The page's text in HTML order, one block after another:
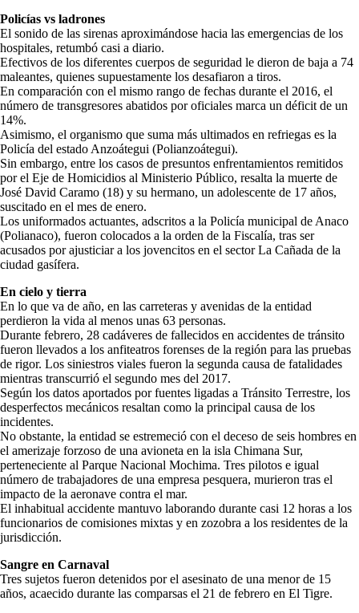
Policías vs ladrones
El sonido de las sirenas aproximándose hacia las emergencias de los
hospitales, retumbó casi a diario.
Efectivos de los diferentes cuerpos de seguridad le dieron de baja a 74
maleantes, quienes supuestamente los desafiaron a tiros.
En comparación con el mismo rango de fechas durante el 2016, el
número de transgresores abatidos por oficiales marca un déficit de un
14%.
Asimismo, el organismo que suma más ultimados en refriegas es la
Policía del estado Anzoátegui (Polianzoátegui).
Sin embargo, entre los casos de presuntos enfrentamientos remitidos
por el Eje de Homicidios al Ministerio Público, resalta la muerte de
José David Caramo (18) y su hermano, un adolescente de 17 años,
suscitado en el mes de enero.
Los uniformados actuantes, adscritos a la Policía municipal de Anaco
(Polianaco), fueron colocados a la orden de la Fiscalía, tras ser
acusados por ajusticiar a los jovencitos en el sector La Cañada de la
ciudad gasífera.
En cielo y tierra
En lo que va de año, en las carreteras y avenidas de la entidad
perdieron la vida al menos unas 63 personas.
Durante febrero, 28 cadáveres de fallecidos en accidentes de tránsito
fueron llevados a los anfiteatros forenses de la región para las pruebas
de rigor. Los siniestros viales fueron la segunda causa de fatalidades
mientras transcurrió el segundo mes del 2017.
Según los datos aportados por fuentes ligadas a Tránsito Terrestre, los
desperfectos mecánicos resaltan como la principal causa de los
incidentes.
No obstante, la entidad se estremeció con el deceso de seis hombres en
el amerizaje forzoso de una avioneta en la isla Chimana Sur,
perteneciente al Parque Nacional Mochima. Tres pilotos e igual
número de trabajadores de una empresa pesquera, murieron tras el
impacto de la aeronave contra el mar.
El inhabitual accidente mantuvo laborando durante casi 12 horas a los
funcionarios de comisiones mixtas y en zozobra a los residentes de la
jurisdicción.
Sangre en Carnaval
Tres sujetos fueron detenidos por el asesinato de una menor de 15
años, acaecido durante las comparsas el 21 de febrero en El Tigre.